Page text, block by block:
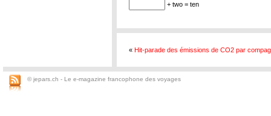
+ two = ten
« Hit-parade des émissions de CO2 par
© jepars.ch - Le e-magazine francophone des voyages